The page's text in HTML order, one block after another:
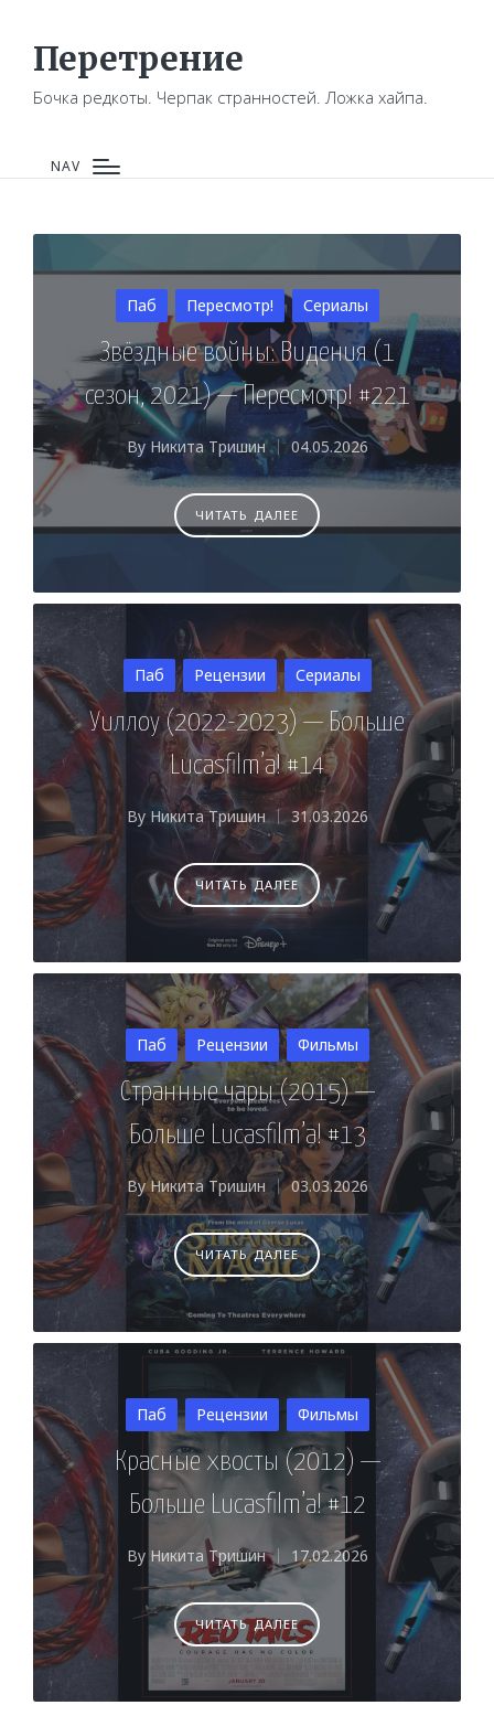
Перетрение
Бочка редкоты. Черпак странностей. Ложка хайпа.
NAV
Posted
in
Паб Пересмотр! Сериалы
Звёздные войны: Видения (1
сезон, 2021) — Пересмотр! #221
Posted
by
By Никита Тришин 04.05.2026
ЧИТАТЬ ДАЛЕЕ
Posted
in
Паб Рецензии Сериалы
Уиллоу (2022-2023) — Больше
Lucasfilm’a! #14
Posted
By Никита Тришин 31.03.2026
ЧИТАТЬ ДАЛЕЕ
Posted
in
Паб Рецензии Фильмы
Странные чары (2015) —
Больше Lucasfilm’a! #13
Posted
ByНикита Тришин 03.03.2026
ЧИТАТЬ ДАЛЕЕ
Posted
in
Паб Рецензии Фильмы
Красные хвосты (2012) —
Больше Lucasfilm’a! #12
Posted
by
By Никита Тришин 17.02.2026
ЧИТАТЬ ДАЛЕЕ